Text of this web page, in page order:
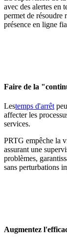
avec des alertes en
permet de résoudre
présence en ligne
Faire de la
Lestemps d'arrêt
affecter les
services.
PRTG empêche la
assurant une
problèmes,
sans perturbations
Augmentez